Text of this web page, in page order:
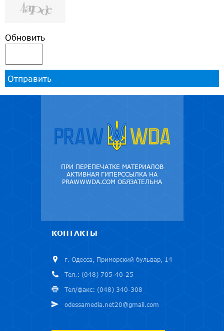
Обновить
Отправить
ПРИ ПЕРЕПЕЧАТКЕ МАТЕРИАЛОВ
АКТИВНАЯ ГИПЕРССЫЛКА НА
PRAWWWDA.COM ОБЯЗАТЕЛЬНА
КОНТАКТЫ
г. Одесса, Приморский бульвар, 14
Тел.: (048) 705-40-25
Тел/факс: (048) 340-308
odessamedia.net20@gmail.com